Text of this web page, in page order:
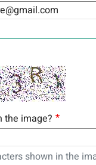
the image?
shown in the